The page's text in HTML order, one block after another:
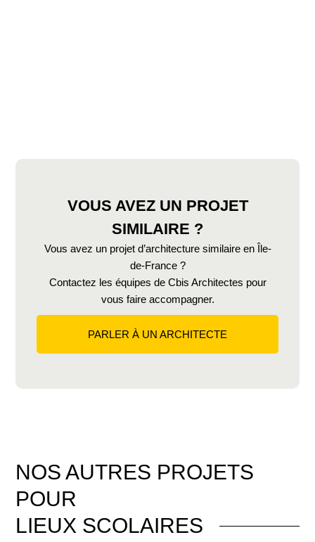
VOUS AVEZ UN PROJET
SIMILAIRE ?
Vous avez un projet d’architecture similaire en Île-
de-France ?
Contactez les équipes de Cbis Architectes pour
vous faire accompagner.
PARLER À UN ARCHITECTE
NOS AUTRES PROJETS
POUR
LIEUX SCOLAIRES